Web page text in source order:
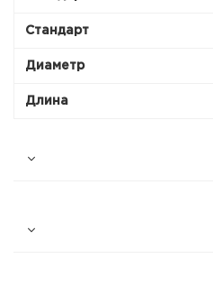
Стандарт
Диаметр
Длина